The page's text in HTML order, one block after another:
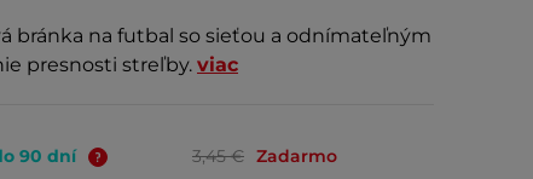
bránka na futbal so sieťou a odnímateľným
presnosti streľby. viac
90 dní 3,45 € Zadarmo